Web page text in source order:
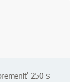
250 $